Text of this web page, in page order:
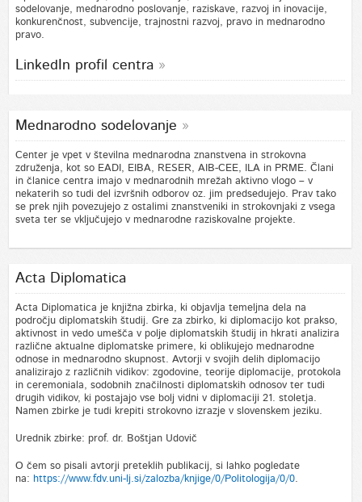
sodelovanje, mednarodno poslovanje, raziskave, razvoj in inovacije,
konkurenčnost, subvencije, trajnostni razvoj, pravo in mednarodno
pravo.
LinkedIn profil centra
Mednarodno sodelovanje
Center je vpet v številna mednarodna znanstvena in strokovna
združenja, kot so EADI, EIBA, RESER, AIB-CEE, ILA in PRME. Člani
in članice centra imajo v mednarodnih mrežah aktivno vlogo – v
nekaterih so tudi del izvršnih odborov oz. jim predsedujejo. Prav tako
se prek njih povezujejo z ostalimi znanstveniki in strokovnjaki z vsega
sveta ter se vključujejo v mednarodne raziskovalne projekte.
Acta Diplomatica
Acta Diplomatica je knjižna zbirka, ki objavlja temeljna dela na
področju diplomatskih študij. Gre za zbirko, ki diplomacijo kot prakso,
aktivnost in vedo umešča v polje diplomatskih študij in hkrati analizira
različne aktualne diplomatske primere, ki oblikujejo mednarodne
odnose in mednarodno skupnost. Avtorji v svojih delih diplomacijo
analizirajo z različnih vidikov: zgodovine, teorije diplomacije, protokola
in ceremoniala, sodobnih značilnosti diplomatskih odnosov ter tudi
drugih vidikov, ki postajajo vse bolj vidni v diplomaciji 21. stoletja.
Namen zbirke je tudi krepiti strokovno izrazje v slovenskem jeziku.
Urednik zbirke: prof. dr. Boštjan Udovič
O čem so pisali avtorji preteklih publikacij, si lahko pogledate
na: https://www.fdv.uni-lj.si/zalozba/knjige/0/Politologija/0/0.